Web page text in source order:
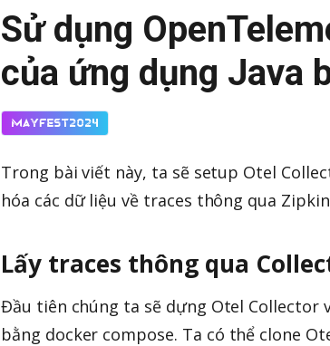
Sử dụng
của ứng dụng Java
MayFest2024
Trong bài viết này, ta sẽ setup Otel
hóa các dữ liệu về traces thông qua
Lấy traces thông qua
Đầu tiên chúng ta sẽ dựng Otel
bằng docker compose. Ta có thể clone